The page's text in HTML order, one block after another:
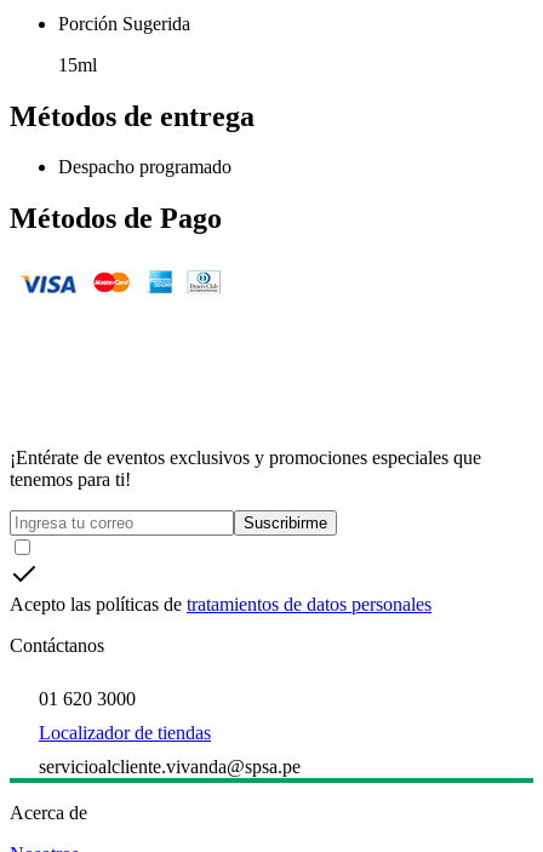
Porción Sugerida
15ml
Métodos de entrega
Despacho programado
Métodos de Pago
¡Entérate de eventos exclusivos y promociones especiales que
tenemos para ti!
Suscribirme
Acepto las políticas de tratamientos de datos personales
Contáctanos
01 620 3000
Localizador de tiendas
servicioalcliente.vivanda@spsa.pe
Acerca de